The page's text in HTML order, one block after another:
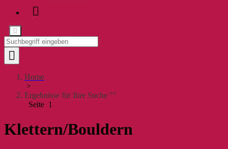
Home
>
Ergebnisse für Ihre Suche ""
Seite 1
Klettern/Bouldern